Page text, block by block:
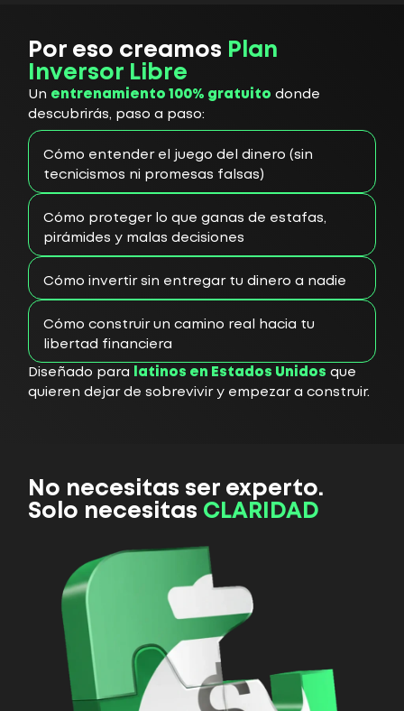
Por eso creamos Plan
Inversor Libre
Un entrenamiento 100% gratuito donde
descubrirás, paso a paso:
Cómo entender el juego del dinero (sin
tecnicismos ni promesas falsas)
Cómo proteger lo que ganas de estafas,
pirámides y malas decisiones
Cómo invertir sin entregar tu dinero a nadie
Cómo construir un camino real hacia tu
libertad financiera
Diseñado para latinos en Estados Unidos que
quieren dejar de sobrevivir y empezar a construir.
No necesitas ser experto.
Solo necesitas CLARIDAD